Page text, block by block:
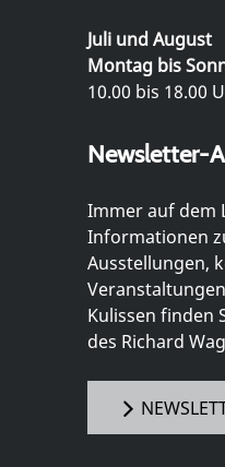
Juli und August
Montag bis
10.00 bis 18.00
Newsletter-
Immer auf dem
Informationen
Ausstellungen,
Kulissen finden
des Richard